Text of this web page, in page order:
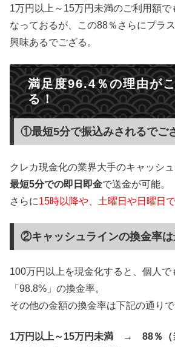
1万円以上～15万円未満のご利用額で
なっておるが、この88％さらにプラ
興味あるでござる。
満足度96.4％の理由が
る！
①最短5分で振込みされるでご
クレカ現金化の業界大手のキャッシ
最短5分での即日即金で送金が可能。
さらに15時以降や、土曜日や日曜日
②キャッシュラインの換金率は
100万円以上を現金化すると、個人で
「98.8%」の換金率。
その他の金額の換金率は下記の通りで
1万円以上～15万円未満 → 88％（